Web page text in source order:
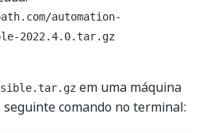
automation-
2022.4.0.tar.gz
em uma máquina
seguinte comando no terminal: